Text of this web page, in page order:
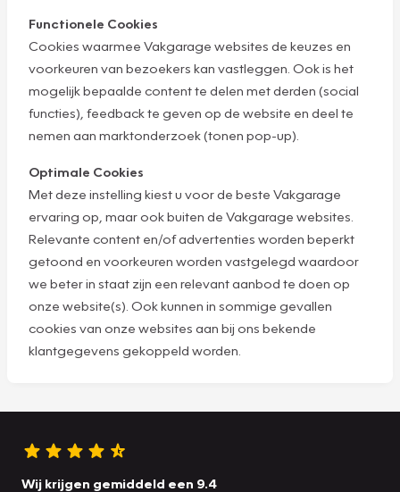
Functionele Cookies
Cookies waarmee Vakgarage websites de keuzes en
voorkeuren van bezoekers kan vastleggen. Ook is het
mogelijk bepaalde content te delen met derden (social
functies), feedback te geven op de website en deel te
nemen aan marktonderzoek (tonen pop-up).
Optimale Cookies
Met deze instelling kiest u voor de beste Vakgarage
ervaring op, maar ook buiten de Vakgarage websites.
Relevante content en/of advertenties worden beperkt
getoond en voorkeuren worden vastgelegd waardoor
we beter in staat zijn een relevant aanbod te doen op
onze website(s). Ook kunnen in sommige gevallen
cookies van onze websites aan bij ons bekende
klantgegevens gekoppeld worden.
Wij krijgen gemiddeld een 9.4